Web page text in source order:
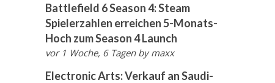
Battlefield 6 Season 4: Steam
Spielerzahlen erreichen 5-Monats-
Hoch zum Season 4 Launch
vor 1 Woche, 6 Tagen bymaxx
Electronic Arts: Verkauf an Saudi-